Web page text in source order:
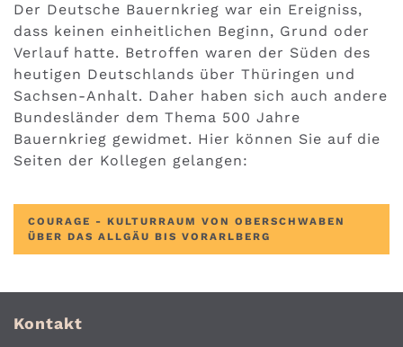
Der Deutsche Bauernkrieg war ein Ereigniss,
dass keinen einheitlichen Beginn, Grund oder
Verlauf hatte. Betroffen waren der Süden des
heutigen Deutschlands über Thüringen und
Sachsen-Anhalt. Daher haben sich auch andere
Bundesländer dem Thema 500 Jahre
Bauernkrieg gewidmet. Hier können Sie auf die
Seiten der Kollegen gelangen:
COURAGE - KULTURRAUM VON OBERSCHWABEN
ÜBER DAS ALLGÄU BIS VORARLBERG
Kontakt